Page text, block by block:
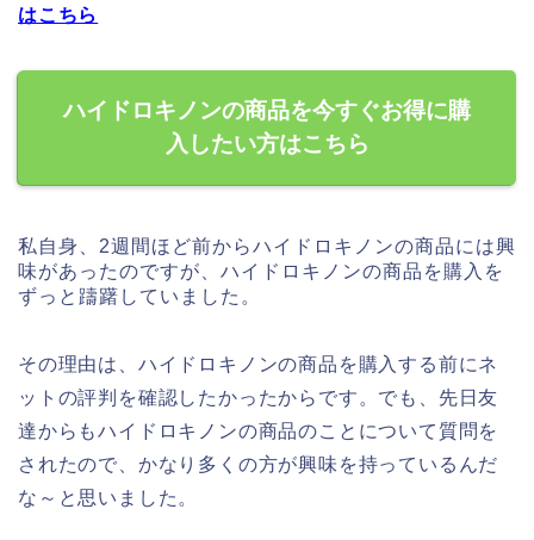
はこちら
ハイドロキノンの商品を今すぐお得に購
入したい方はこちら
私自身、2週間ほど前からハイドロキノンの商品には興
味があったのですが、ハイドロキノンの商品を購入を
ずっと躊躇していました。
その理由は、ハイドロキノンの商品を購入する前にネ
ットの評判を確認したかったからです。でも、先日友
達からもハイドロキノンの商品のことについて質問を
されたので、かなり多くの方が興味を持っているんだ
な～と思いました。